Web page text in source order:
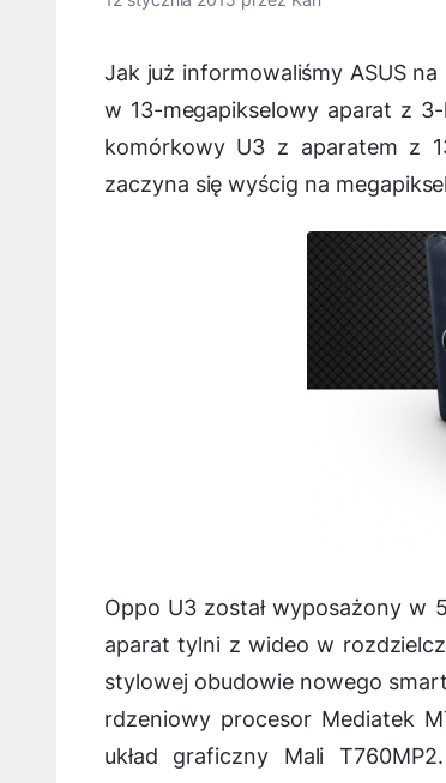
Jak już informowaliśmy ASUS
w 13-megapikselowy aparat z
komórkowy U3 z aparatem z
zaczyna się wyścig na
Oppo U3 został wyposażony w
aparat tylni z wideo w
stylowej obudowie nowego
rdzeniowy procesor Mediatek
układ graficzny Mali